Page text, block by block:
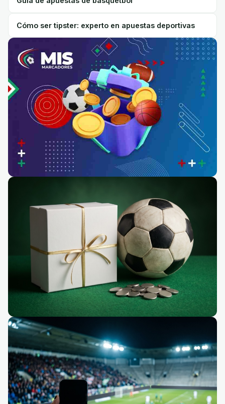
Cómo ser tipster: experto en apuestas deportivas